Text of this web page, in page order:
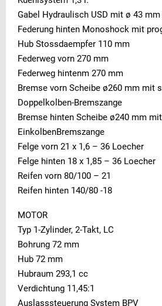
Gabel Hydraulisch USD mit ø 43
Federung hinten Monoshock mit
Hub Stossdaempfer 110 mm
Federweg vorn 270 mm
Federweg hintenm 270 mm
Bremse vorn Scheibe ø260 mm mit
Doppelkolben-Bremszange
Bremse hinten Scheibe ø240 mm
EinkolbenBremszange
Felge vorn 21 x 1,6 – 36 Loecher
Felge hinten 18 x 1,85 – 36 Loecher
Reifen vorn 80/100 – 21
Reifen hinten 140/80 -18
MOTOR
Typ 1-Zylinder, 2-Takt, LC
Bohrung 72 mm
Hub 72 mm
Hubraum 293,1 cc
Verdichtung 11,45:1
Auslasssteuerung System BPV